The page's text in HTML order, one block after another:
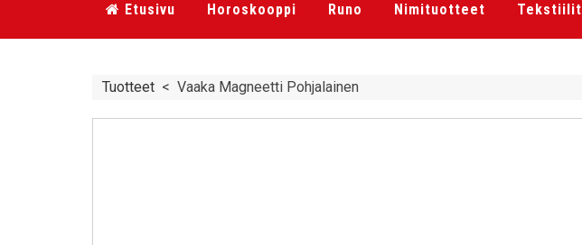
Etusivu Horoskooppi Runo Nimituotteet Tekstiilit
Tuotteet < Vaaka Magneetti Pohjalainen